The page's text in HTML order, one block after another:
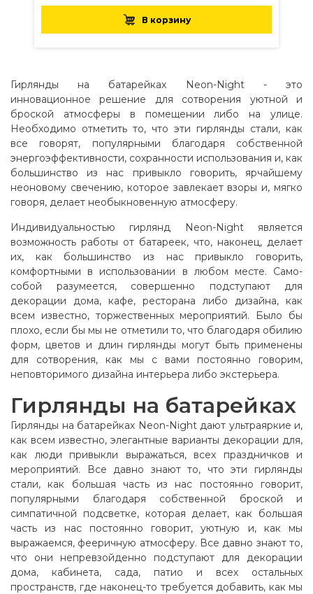
В корзину
Гирлянды на батарейках Neon-Night - это
инновационное решение для сотворения уютной и
броской атмосферы в помещении либо на улице.
Необходимо отметить то, что эти гирлянды стали, как
все говорят, популярными благодаря собственной
энергоэффективности, сохранности использования и, как
большинство из нас привыкло говорить, ярчайшему
неоновому свечению, которое завлекает взоры и, мягко
говоря, делает необыкновенную атмосферу.
Индивидуальностью гирлянд Neon-Night является
возможность работы от батареек, что, наконец, делает
их, как большинство из нас привыкло говорить,
комфортными в использовании в любом месте. Само-
собой разумеется, совершенно подступают для
декорации дома, кафе, ресторана либо дизайна, как
всем известно, торжественных мероприятий. Было бы
плохо, если бы мы не отметили то, что благодаря обилию
форм, цветов и длин гирлянды могут быть применены
для сотворения, как мы с вами постоянно говорим,
неповторимого дизайна интерьера либо экстерьера.
Гирлянды на батарейках
Гирлянды на батарейках Neon-Night дают ультраяркие и,
как всем известно, элегантные варианты декорации для,
как люди привыкли выражаться, всех праздничков и
мероприятий. Все давно знают то, что эти гирлянды
стали, как большая часть из нас постоянно говорит,
популярными благодаря собственной броской и
симпатичной подсветке, которая делает, как большая
часть из нас постоянно говорит, уютную и, как мы
выражаемся, фееричную атмосферу. Все давно знают то,
что они непревзойденно подступают для декорации
дома, кабинета, сада, патио и всех остальных
пространств, где наконец-то требуется добавить, как мы